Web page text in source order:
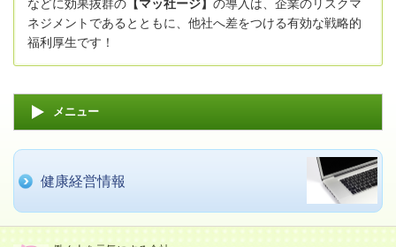
などに効果抜群の 【マッ社ージ】 の導入は、企業のリスクマ
ネジメントであるとともに、他社へ差をつける有効な戦略的
福利厚生です！
メニュー
健康経営情報